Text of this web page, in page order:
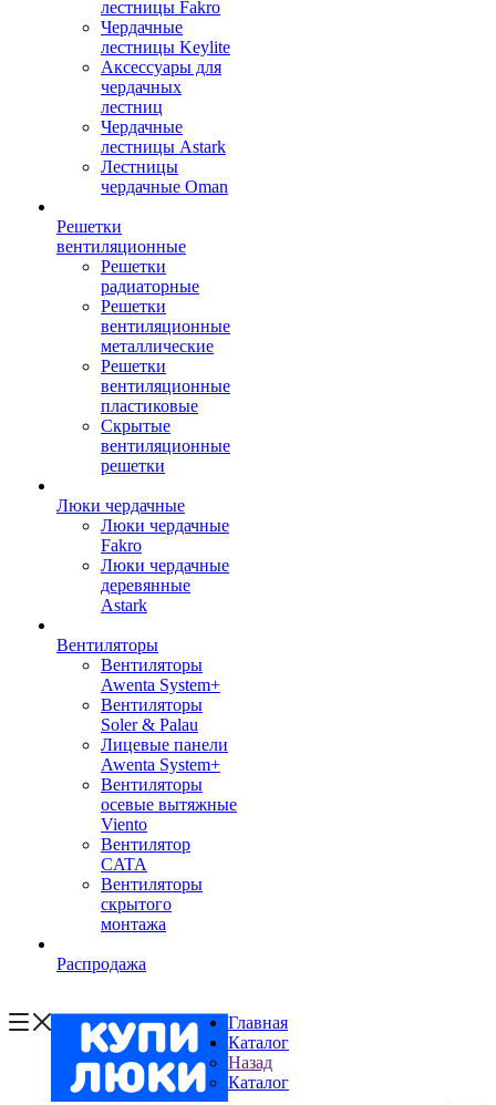
лестницы Fakro
Чердачные
лестницы Keylite
Аксессуары для
чердачных
лестниц
Чердачные
лестницы Astark
Лестницы
чердачные Oman
Решетки
вентиляционные
Решетки
радиаторные
Решетки
вентиляционные
металлические
Решетки
вентиляционные
пластиковые
Скрытые
вентиляционные
решетки
Люки чердачные
Люки чердачные
Fakro
Люки чердачные
деревянные
Astark
Вентиляторы
Вентиляторы
Awenta System+
Вентиляторы
Soler & Palau
Лицевые панели
Awenta System+
Вентиляторы
осевые вытяжные
Viento
Вентилятор
CATA
Вентиляторы
скрытого
монтажа
Распродажа
Главная
Каталог
Назад
Каталог